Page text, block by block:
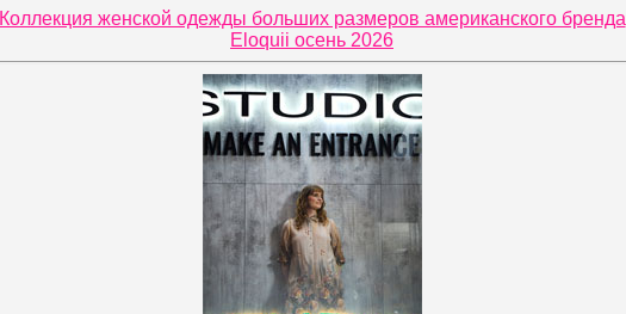
Коллекция женской одежды больших размеров американского бренда
Eloquii осень 2026